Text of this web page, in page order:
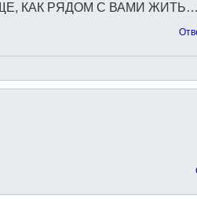
КАК РЯДОМ С ВАМИ